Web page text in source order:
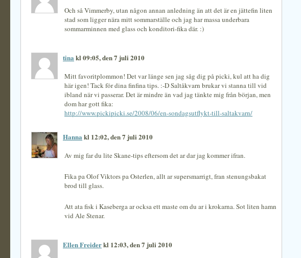
Och så Vimmerby, utan någon annan anledning än att det är en jättefin liten
stad som ligger nära mitt sommarställe och jag har massa underbara
sommarminnen med glass och konditori-fika där. :)
tina kl 09:05, den 7 juli 2010
Mitt favoritplommon! Det var länge sen jag såg dig på picki, kul att ha dig
här igen! Tack för dina finfina tips. :-D Saltåkvarn brukar vi stanna till vid
ibland när vi passerar. Det är mindre än vad jag tänkte mig från början, men
dom har gott fika:
http://www.pickipicki.se/2008/06/en-sondagsutflykt-till-saltakvarn/
Hanna kl 12:02, den 7 juli 2010
Av mig far du lite Skane-tips eftersom det ar dar jag kommer ifran.
Fika pa Olof Viktors pa Osterlen, allt ar supersmarrigt, fran stenungsbakat
brod till glass.
Att ata fisk i Kaseberga ar ocksa ett maste om du ar i krokarna. Sot liten hamn
vid Ale Stenar.
Ellen Freiderkl 12:03, den 7 juli 2010